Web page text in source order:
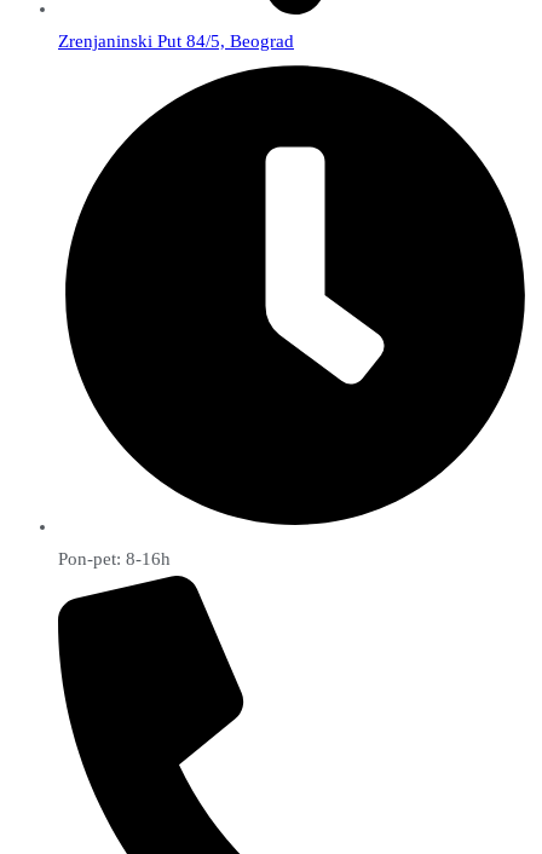
Zrenjaninski Put 84/5, Beograd
Pon-pet: 8-16h